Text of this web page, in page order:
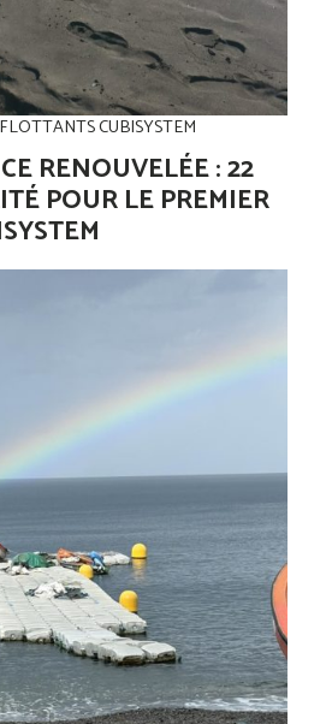
CUBISYSTEM
RENOUVELÉE : 22
POUR LE PREMIER